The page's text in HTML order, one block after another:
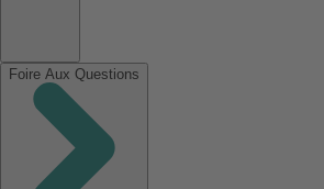
Foire Aux Questions